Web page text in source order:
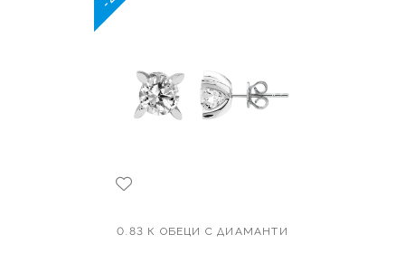
0.83 К ОБЕЦИ С ДИАМАНТИ